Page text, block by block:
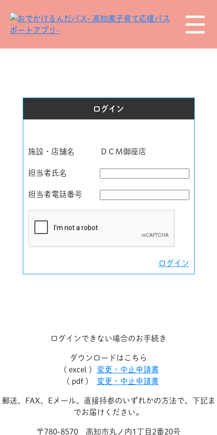
ログイン
施設・店舗名 ＤＣＭ御座店
担当者氏名
担当者電話番号
ログイン
ログインできない場合のお手続き
ダウンロードはこちら
( excel )
変更・中止申請書
( pdf )
変更・中止申請書
郵送、FAX、Eメール、直接持参のいずれかの方法で、下記ま
でお届けください。
〒780-8570 高知市丸ノ内1丁目2番20号